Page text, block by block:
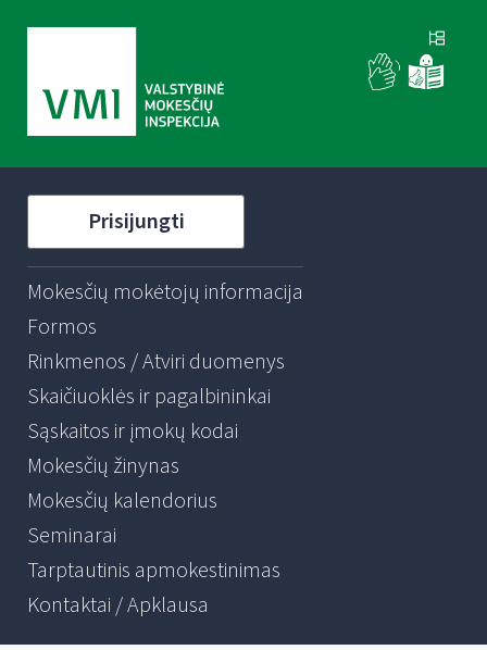
Prisijungti
Mokesčių mokėtojų informacija
Formos
Rinkmenos / Atviri duomenys
Skaičiuoklės ir pagalbininkai
Sąskaitos ir įmokų kodai
Mokesčių žinynas
Mokesčių kalendorius
Seminarai
Tarptautinis apmokestinimas
Kontaktai / Apklausa